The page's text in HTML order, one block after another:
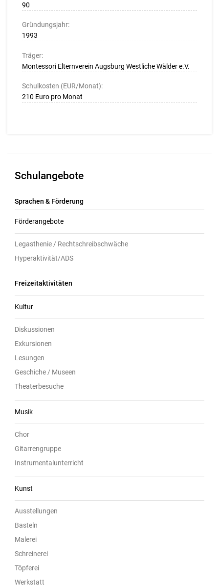
90
Gründungsjahr:
1993
Träger:
Montessori Elternverein Augsburg Westliche Wälder e.V.
Schulkosten (EUR/Monat):
210 Euro pro Monat
Schulangebote
Sprachen & Förderung
Förderangebote
Legasthenie / Rechtschreibschwäche
Hyperaktivität/ADS
Freizeitaktivitäten
Kultur
Diskussionen
Exkursionen
Lesungen
Geschiche / Museen
Theaterbesuche
Musik
Chor
Gitarrengruppe
Instrumentalunterricht
Kunst
Ausstellungen
Basteln
Malerei
Schreinerei
Töpferei
Werkstatt